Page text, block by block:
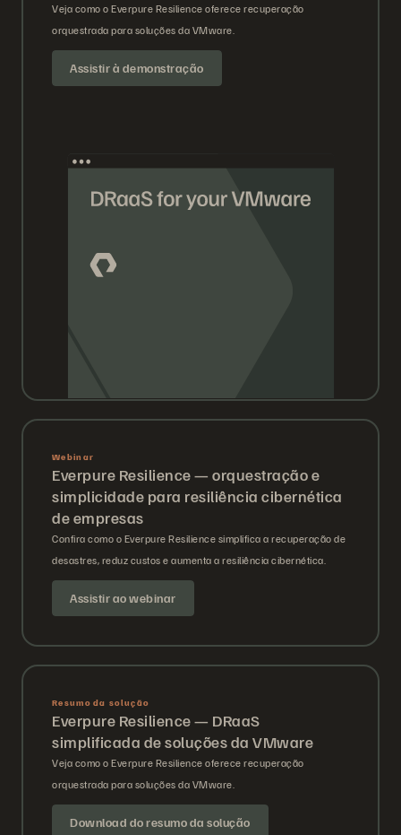
Veja como o Everpure Resilience oferece recuperação
orquestrada para soluções da VMware.
Assistir à demonstração
Webinar
Everpure Resilience — orquestração e
simplicidade para resiliência cibernética
de empresas
Confira como o Everpure Resilience simplifica a recuperação de
desastres, reduz custos e aumenta a resiliência cibernética.
Assistir ao webinar
Resumo da solução
Everpure Resilience — DRaaS
simplificada de soluções da VMware
Veja como o Everpure Resilience oferece recuperação
orquestrada para soluções da VMware.
Download do resumo da solução